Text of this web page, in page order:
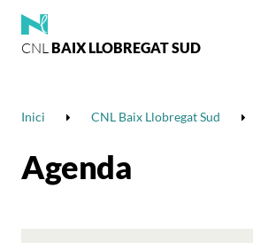
CNL BAIX LLOBREGAT SUD
Inici CNL Baix Llobregat Sud
Agenda